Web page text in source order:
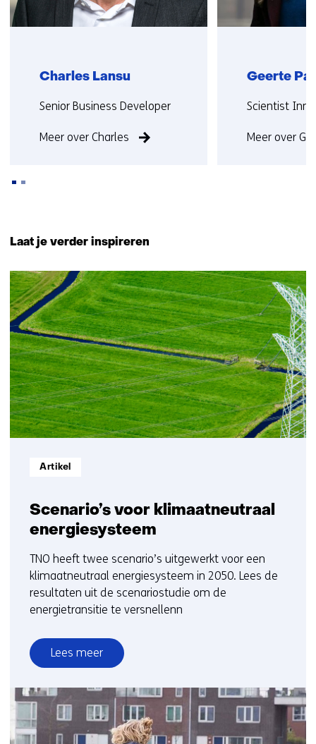
Charles Lansu
Functie:
Senior Business Developer
Meer over Charles
Geerte
Functie:
Scientist
Meer over
(Neem
contact
met
ons
op)
Laat je verder inspireren
8
resultaten,
getoond
6
t/m
8
Scenario’s voor klimaatneutraal
energiesysteem
Informatietype:
Artikel
TNO heeft twee scenario’s uitgewerkt voor een
klimaatneutraal energiesysteem in 2050. Lees de
resultaten uit de scenariostudie om de
energietransitie te versnellenn
Lees meer
over
Scenario’s
voor
klimaatneutraal
energiesysteem